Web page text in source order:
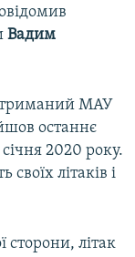
Вадим
МАУ
останнє
2020 року.
літаків і
сторони, літак